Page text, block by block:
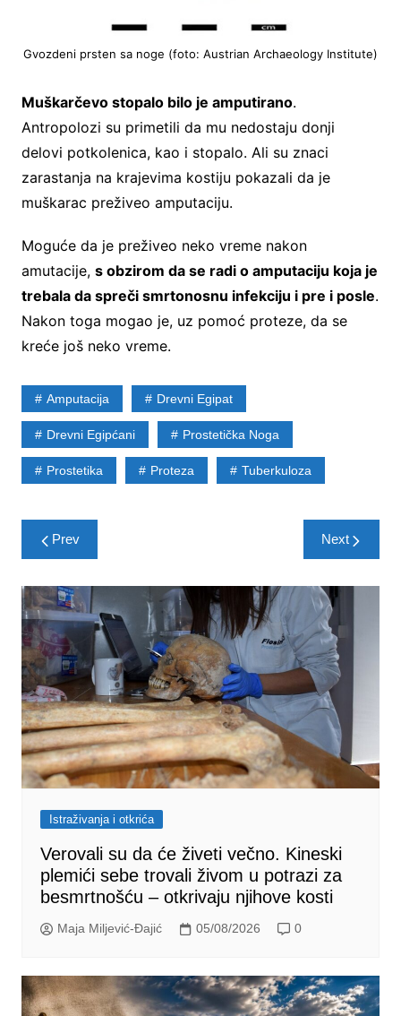
Gvozdeni prsten sa noge (foto: Austrian Archaeology Institute)
Muškarčevo stopalo bilo je amputirano.
Antropolozi su primetili da mu nedostaju donji
delovi potkolenica, kao i stopalo. Ali su znaci
zarastanja na krajevima kostiju pokazali da je
muškarac preživeo amputaciju.
Moguće da je preživeo neko vreme nakon
amutacije, s obzirom da se radi o amputaciju koja je
trebala da spreči smrtonosnu infekciju i pre i posle.
Nakon toga mogao je, uz pomoć proteze, da se
kreće još neko vreme.
Amputacija Drevni Egipat
Drevni Egipćani Prostetička Noga
Prostetika Proteza Tuberkuloza
Post
navigation
Prev Next
Istraživanja i otkrića
Verovali su da će živeti večno. Kineski
plemići sebe trovali živom u potrazi za
besmrtnošću – otkrivaju njihove kosti
Maja Miljević-Đajić 05/08/2026 0